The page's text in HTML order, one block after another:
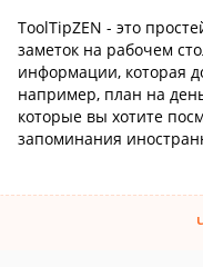
ToolTipZEN - это
заметок на рабочем
информации, которая
например, план на
которые вы хотите
запоминания